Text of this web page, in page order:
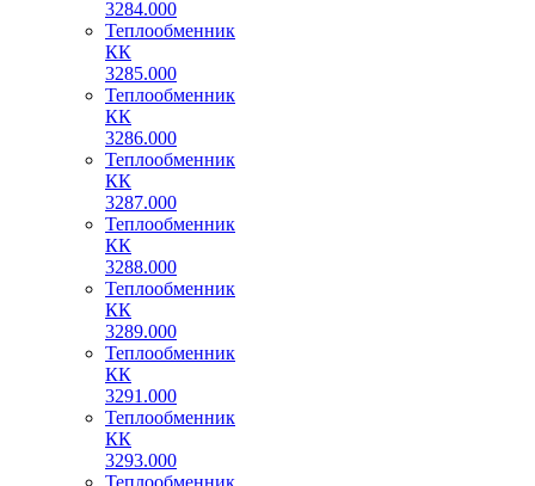
3284.000
Теплообменник
КК
3285.000
Теплообменник
КК
3286.000
Теплообменник
КК
3287.000
Теплообменник
КК
3288.000
Теплообменник
КК
3289.000
Теплообменник
КК
3291.000
Теплообменник
КК
3293.000
Теплообменник